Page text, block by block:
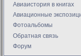
Авиаистория в книгах
Авиационные
Фотоальбомы
Обратная связь
Форум